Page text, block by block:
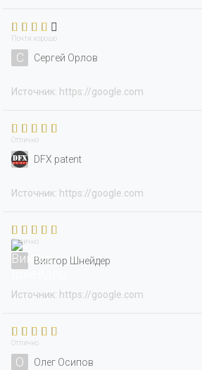
Почти хорошо
С Сергей Орлов
Источник: https://google.com
Отлично
DFX patent
Источник: https://google.com
Отлично
Виктор Шнейдер
Источник: https://google.com
Отлично
О Олег Осипов